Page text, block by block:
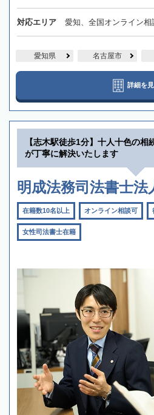
対応エリア 愛知、全国オンライン相
愛知県 名古屋市
詳細を
【志木駅徒歩1分】十人十色の
が丁寧に解決いたします
明成法務司法書士法
在籍数10名以上 オンライン相談可
女性司法書士在籍